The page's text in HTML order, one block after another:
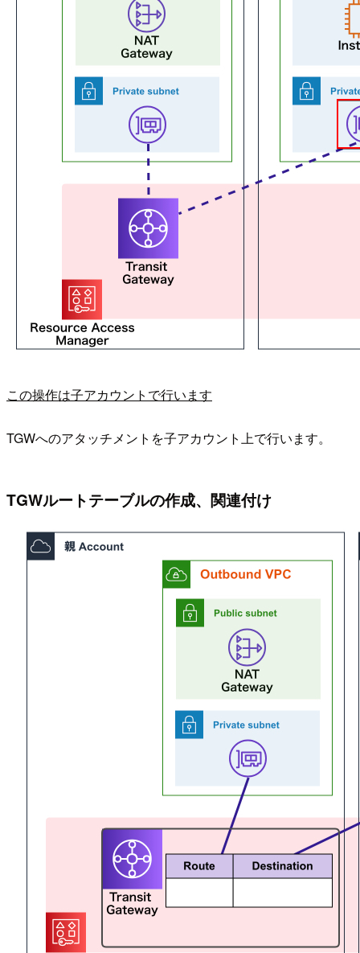
この操作は子アカウントで行います
TGWへのアタッチメントを子アカウント上で行います。
TGWルートテーブルの作成、関連付け